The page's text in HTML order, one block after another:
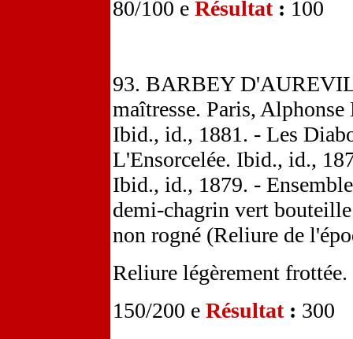
80/100 e Résultat: 100
93. BARBEY
maîtresse. Paris,
Ibid., id., 1881. - Les
L'Ensorcelée. Ibid., id.,
Ibid., id., 1879. -
demi-chagrin vert
non rogné (Reliure de
Reliure légèrement frottée.
150/200 e Résultat: 300